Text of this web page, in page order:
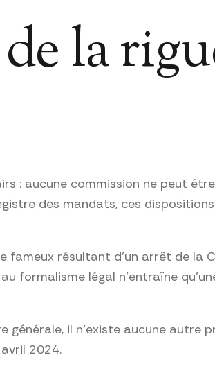
la
: aucune commission ne peut
des mandats, ces
fameux résultant d’un arrêt de la
formalisme légal n’entraîne
il n’existe aucune autre
2024.